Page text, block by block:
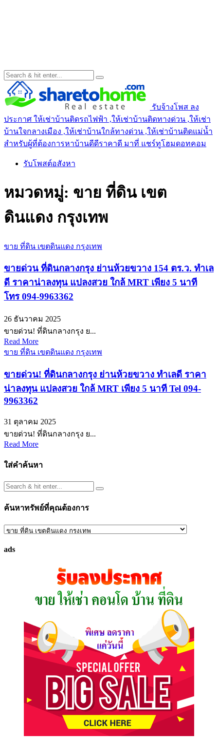
รับจ้างโพส ลง
ประกาศ ให้เช่าบ้านติดรถไฟฟ้า ,ให้เช่าบ้านติดทางด่วน ,ให้เช่า
บ้านใจกลางเมือง ,ให้เช่าบ้านใกล้ทางด่วน ,ให้เช่าบ้านติดแม่น้ำ
สำหรับผู้ที่ต้องการหาบ้านดีดีราคาดี มาที่ แชร์ทูโฮมดอทคอม
รับโพสต์อสังหา
หมวดหมู่: ขาย ที่ดิน เขต
ดินแดง กรุงเทพ
ขาย ที่ดิน เขตดินแดง กรุงเทพ
ขายด่วน ที่ดินกลางกรุง ย่านห้วยขวาง 154 ตร.ว. ทำเล
ดี ราคาน่าลงทุน แปลงสวย ใกล้ MRT เพียง 5 นาที
โทร 094-9963362
26 ธันวาคม 2025
ขายด่วน! ที่ดินกลางกรุง ย...
Read More
ขาย ที่ดิน เขตดินแดง กรุงเทพ
ขายด่วน! ที่ดินกลางกรุง ย่านห้วยขวาง ทำเลดี ราคา
น่าลงทุน แปลงสวย ใกล้ MRT เพียง 5 นาที Tel 094-
9963362
31 ตุลาคม 2025
ขายด่วน! ที่ดินกลางกรุง ย...
Read More
ใส่คำค้นหา
ค้นหาทรัพย์ที่คุณต้องการ
ค้นหา
ที่
ads